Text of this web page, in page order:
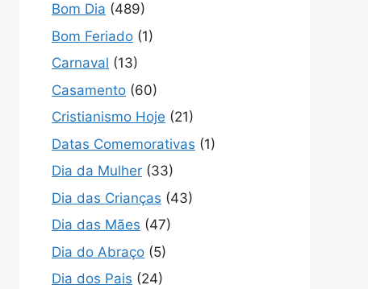
Bom Dia (489)
Bom Feriado (1)
Carnaval (13)
Casamento (60)
Cristianismo Hoje (21)
Datas Comemorativas (1)
Dia da Mulher (33)
Dia das Crianças (43)
Dia das Mães (47)
Dia do Abraço (5)
Dia dos Pais (24)